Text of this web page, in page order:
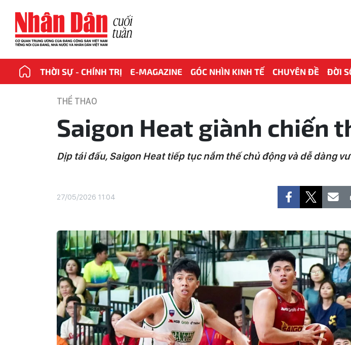
THỜI SỰ - CHÍNH TRỊ E-MAGAZINE GÓC NHÌN KINH TẾ CHUYÊN ĐỀ ĐỜI
THỂ THAO
Saigon Heat giành chiến
Dịp tái đấu, Saigon Heat tiếp tục nắm thế chủ động và dễ dàng
27/05/2026 11:04